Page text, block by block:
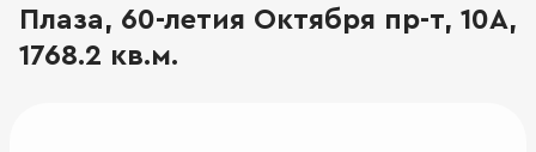
Плаза, 60-летия Октября пр-т, 10А,
1768.2 кв.м.